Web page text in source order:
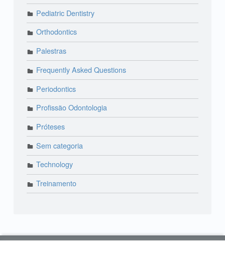
Pediatric Dentistry
Orthodontics
Palestras
Frequently Asked Questions
Periodontics
Profissão Odontologia
Próteses
Sem categoria
Technology
Treinamento